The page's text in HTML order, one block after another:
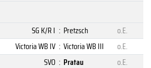
SG K/R I : Pretzsch
o.E.
Victoria WB IV : Victoria WB III
o.E.
SVO : Pratau
o.E.